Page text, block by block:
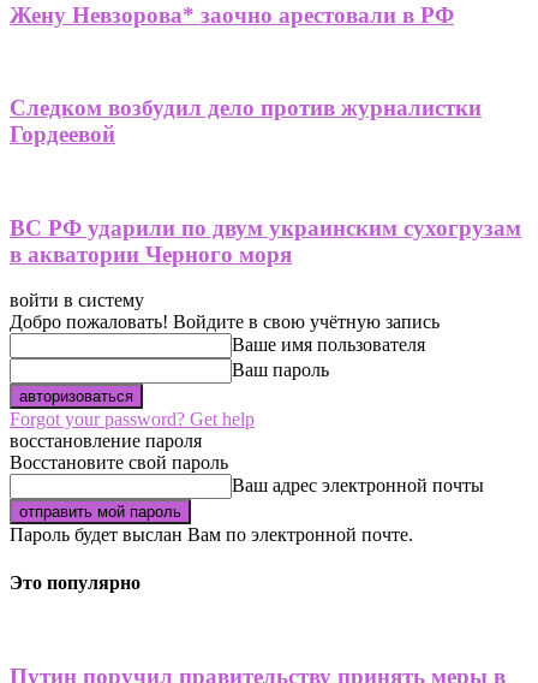
Жену Невзорова* заочно арестовали в РФ
Следком возбудил дело против журналистки
Гордеевой
ВС РФ ударили по двум украинским сухогрузам
в акватории Черного моря
войти в систему
Добро пожаловать! Войдите в свою учётную запись
Ваше имя пользователя
Ваш пароль
Forgot your password? Get help
восстановление пароля
Восстановите свой пароль
Ваш адрес электронной почты
Пароль будет выслан Вам по электронной почте.
Это популярно
Путин поручил правительству принять меры в